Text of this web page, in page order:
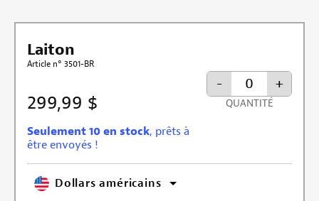
Laiton
Article n° 3501-BR
299,99 $
Seulement 10 en stock, prêts à
être envoyés !
- +
QUANTITÉ
Dollars américains